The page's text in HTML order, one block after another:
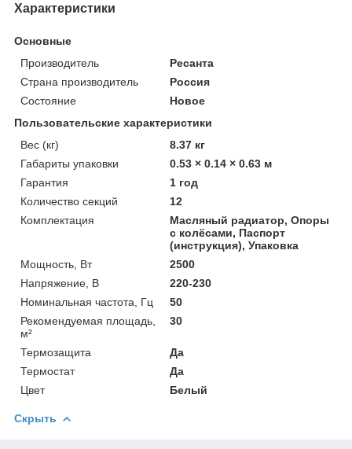
Характеристики
Основные
Производитель
Ресанта
Страна производитель
Россия
Состояние
Новое
Пользовательские характеристики
Вес (кг)
8.37 кг
Габариты упаковки
0.53 × 0.14 × 0.63 м
Гарантия
1 год
Количество секций
12
Комплектация
Масляный радиатор, Опоры
с колёсами, Паспорт
(инструкция), Упаковка
Мощность, Вт
2500
Напряжение, В
220-230
Номинальная частота, Гц
50
Рекомендуемая площадь,
м²
30
Термозащита
Да
Термостат
Да
Цвет
Белый
Скрыть